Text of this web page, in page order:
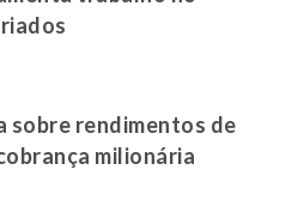
sobre rendimentos de
milionária